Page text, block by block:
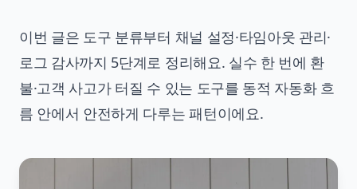
이번 글은 도구 분류부터 채널 설정·타임아웃 관리·
로그 감사까지 5단계로 정리해요. 실수 한 번에 환
불·고객 사고가 터질 수 있는 도구를 동적 자동화 흐
름 안에서 안전하게 다루는 패턴이에요.